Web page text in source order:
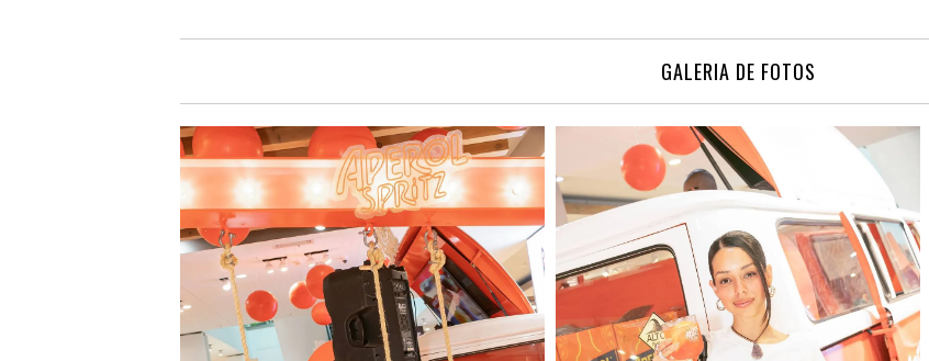
GALERIA DE FOTOS